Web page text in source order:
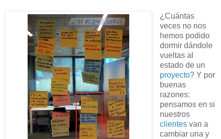
¿Cuántas
veces no nos
hemos podido
dormir dándole
vueltas al
estado de un
proyecto? Y por
buenas
razones:
pensamos en si
nuestros
clientesvan a
cambiar una y